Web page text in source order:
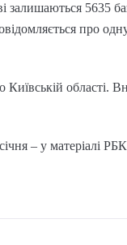
залишаються 5635
про
області.
– у матеріалі